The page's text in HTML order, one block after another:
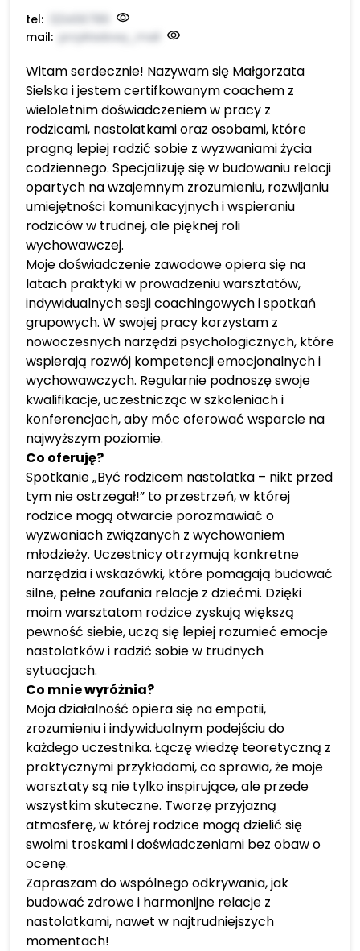
tel:
mail: przykładowy_mail
Witam serdecznie! Nazywam się Małgorzata
Sielska i jestem certifkowanym coachem z
wieloletnim doświadczeniem w pracy z
rodzicami, nastolatkami oraz osobami, które
pragną lepiej radzić sobie z wyzwaniami życia
codziennego. Specjalizuję się w budowaniu relacji
opartych na wzajemnym zrozumieniu, rozwijaniu
umiejętności komunikacyjnych i wspieraniu
rodziców w trudnej, ale pięknej roli
wychowawczej.
Moje doświadczenie zawodowe opiera się na
latach praktyki w prowadzeniu warsztatów,
indywidualnych sesji coachingowych i spotkań
grupowych. W swojej pracy korzystam z
nowoczesnych narzędzi psychologicznych, które
wspierają rozwój kompetencji emocjonalnych i
wychowawczych. Regularnie podnoszę swoje
kwalifikacje, uczestnicząc w szkoleniach i
konferencjach, aby móc oferować wsparcie na
najwyższym poziomie.
Co oferuję?
Spotkanie „Być rodzicem nastolatka – nikt przed
tym nie ostrzegał!” to przestrzeń, w której
rodzice mogą otwarcie porozmawiać o
wyzwaniach związanych z wychowaniem
młodzieży. Uczestnicy otrzymują konkretne
narzędzia i wskazówki, które pomagają budować
silne, pełne zaufania relacje z dziećmi. Dzięki
moim warsztatom rodzice zyskują większą
pewność siebie, uczą się lepiej rozumieć emocje
nastolatków i radzić sobie w trudnych
sytuacjach.
Co mnie wyróżnia?
Moja działalność opiera się na empatii,
zrozumieniu i indywidualnym podejściu do
każdego uczestnika. Łączę wiedzę teoretyczną z
praktycznymi przykładami, co sprawia, że moje
warsztaty są nie tylko inspirujące, ale przede
wszystkim skuteczne. Tworzę przyjazną
atmosferę, w której rodzice mogą dzielić się
swoimi troskami i doświadczeniami bez obaw o
ocenę.
Zapraszam do wspólnego odkrywania, jak
budować zdrowe i harmonijne relacje z
nastolatkami, nawet w najtrudniejszych
momentach!